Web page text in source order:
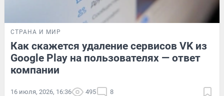
СТРАНА И МИР
Как скажется удаление сервисов VK из
Google Play на пользователях — ответ
компании
16 июля, 2026, 16:36 495 8